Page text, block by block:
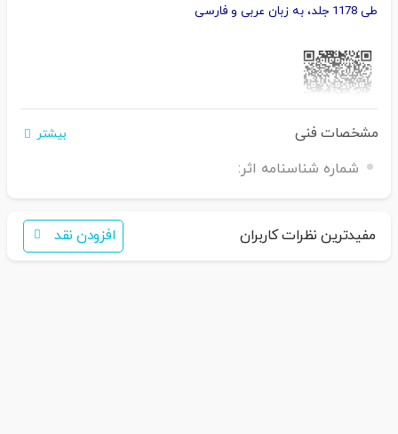
طی 1178 جلد، به زبان عربی و فارسی
اگر برای خرید تمایل به عضویت در سایت ندارید،
همکاران ما با شما تماس خواهند گرفت
مشخصات فنی بیشتر
شماره شناسنامه اثر:
مفیدترین نظرات کاربران افزودن نقد